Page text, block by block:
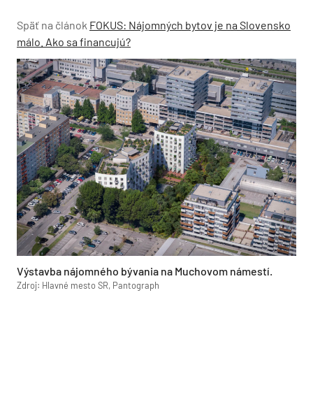
Späť na článok FOKUS: Nájomných bytov je na Slovensko
málo. Ako sa financujú?
Výstavba nájomného bývania na Muchovom námestí.
Zdroj: Hlavné mesto SR, Pantograph